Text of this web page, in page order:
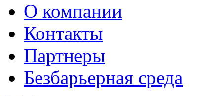
О компании
Контакты
Партнеры
Безбарьерная среда